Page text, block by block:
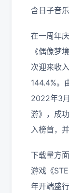
含日子音
在一周年
《偶像梦
次迎来收
144.4%。
2022年3
游》，成
入榜首，
下载量方
游戏《
年开端盛